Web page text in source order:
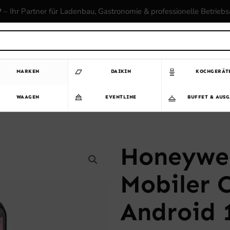
– Ihr Partner für Ladenbau, Gastronomie & professionelle
MARKEN DAIKIN
WAAGEN EVENTLINE BUFFET &
Mobiler
Android